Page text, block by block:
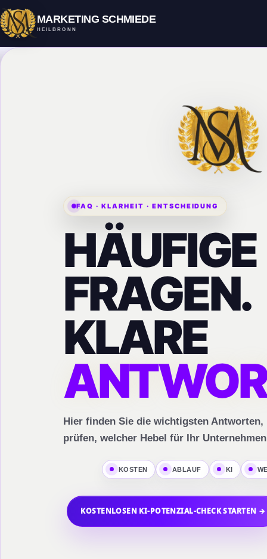
MARKETING SCHMIEDE
HEILBRONN
FAQ · KLARHEIT · ENTSCHEIDUNG
HÄUFIGE
FRAGEN.
KLARE
Hier finden Sie die wichtigsten
prüfen, welcher Hebel für Ihr
KOSTEN ABLAUF KI
KOSTENLOSEN KI-POTENZIAL-CHECK STARTEN →